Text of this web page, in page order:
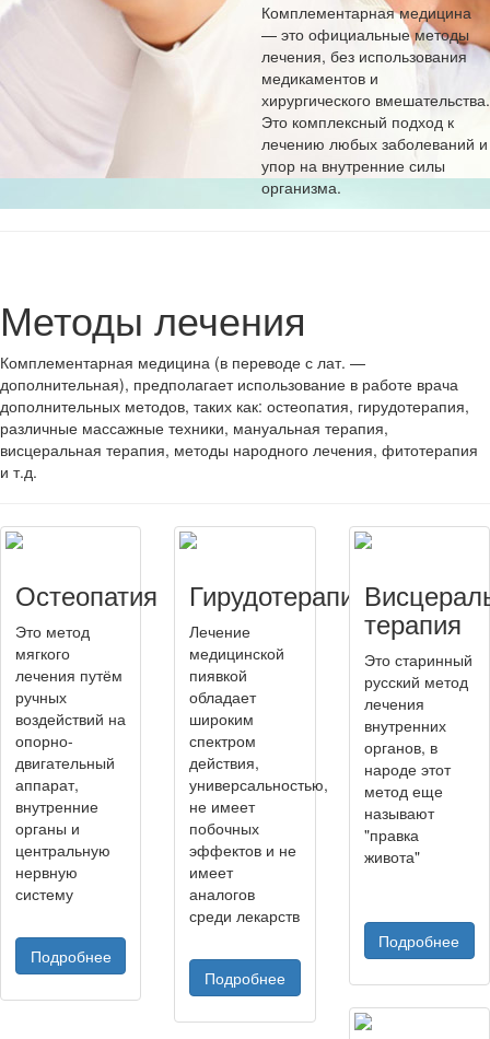
Комплементарная медицина
— это официальные методы
лечения, без использования
медикаментов и
хирургического вмешательства.
Это комплексный подход к
лечению любых заболеваний и
упор на внутренние силы
организма.
Методы лечения
Комплементарная медицина (в переводе с лат. —
дополнительная), предполагает использование в работе врача
дополнительных методов, таких как: остеопатия, гирудотерапия,
различные массажные техники, мануальная терапия,
висцеральная терапия, методы народного лечения, фитотерапия
и т.д.
Остеопатия
Это метод
мягкого
лечения путём
ручных
воздействий на
опорно-
двигательный
аппарат,
внутренние
органы и
центральную
нервную
систему
Подробнее
Гирудотерапия
Лечение
медицинской
пиявкой
обладает
широким
спектром
действия,
универсальностью,
не имеет
побочных
эффектов и не
имеет
аналогов
среди лекарств
Подробнее
терапия
Это старинный
русский метод
лечения
внутренних
органов, в
народе этот
метод еще
называют
"правка
живота"
Подробнее